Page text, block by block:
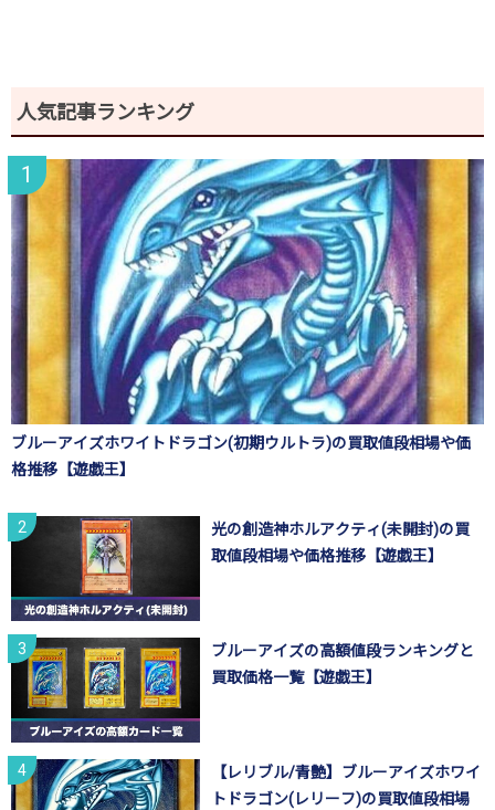
人気記事ランキング
ブルーアイズホワイトドラゴン(初期ウルトラ)の買取値段相場や価
格推移【遊戯王】
光の創造神ホルアクティ(未開封)の買
取値段相場や価格推移【遊戯王】
ブルーアイズの高額値段ランキングと
買取価格一覧【遊戯王】
【レリブル/青艶】ブルーアイズホワイ
トドラゴン(レリーフ)の買取値段相場